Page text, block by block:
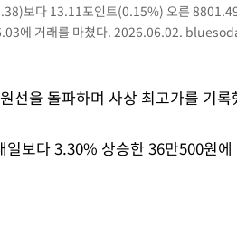
보다 13.11포인트(0.15%) 오른
에 거래를 마쳤다. 2026.06.02.
선을 돌파하며 사상 최고가를 기록
보다 3.30% 상승한 36만500원에